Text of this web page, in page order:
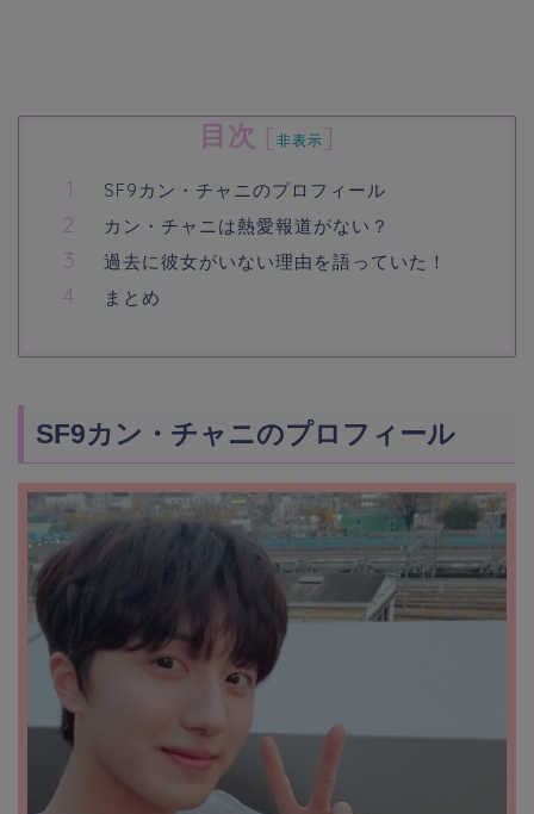
目次 [ 非表示]
SF9カン・チャニのプロフィール
カン・チャニは熱愛報道がない？
過去に彼女がいない理由を語っていた！
まとめ
SF9カン・チャニのプロフィール